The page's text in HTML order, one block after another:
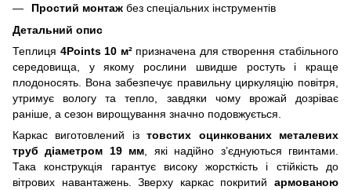
Простий монтаж без спеціальних інструментів
Детальний опис
Теплиця 4Points 10 м²призначена для створення стабільного
середовища, у якому рослини швидше ростуть і краще
плодоносять. Вона забезпечує правильну циркуляцію повітря,
утримує вологу та тепло, завдяки чому врожай дозріває
раніше, а сезон вирощування значно подовжується.
Каркас виготовлений ізтовстих оцинкованих металевих
труб діаметром 19 мм, які надійно з’єднуються гвинтами.
Така конструкція гарантує високу жорсткість і стійкість до
вітрових навантажень. Зверху каркас покритий армованою